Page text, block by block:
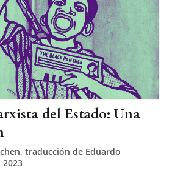
del Estado: Una
traducción de Eduardo
2023